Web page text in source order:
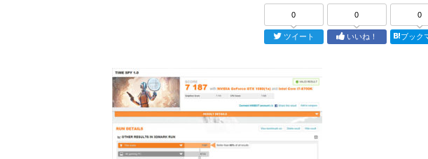
0
ツイート
0
いいね！
0
ブック